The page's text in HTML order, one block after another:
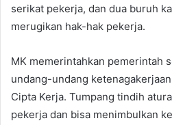
serikat pekerja, dan dua buruh
merugikan hak-hak pekerja.
MK memerintahkan pemerintah
undang-undang
Cipta Kerja. Tumpang tindih
pekerja dan bisa menimbulkan